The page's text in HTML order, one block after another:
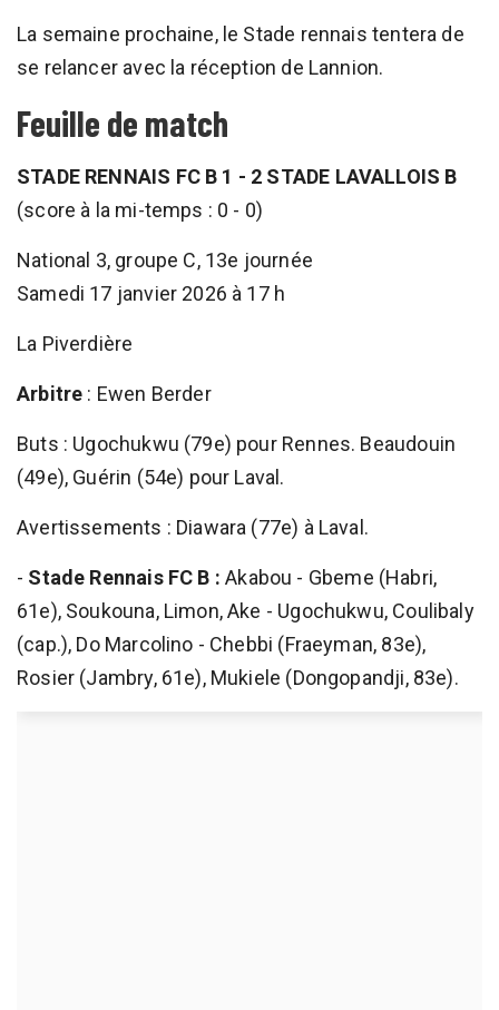
La semaine prochaine, le Stade rennais tentera de
se relancer avec la réception de Lannion.
Feuille de match
STADE RENNAIS FC B 1 - 2 STADE LAVALLOIS B
(score à la mi-temps : 0 - 0)
National 3, groupe C, 13e journée
Samedi 17 janvier 2026 à 17 h
La Piverdière
Arbitre : Ewen Berder
Buts : Ugochukwu (79e) pour Rennes. Beaudouin
(49e), Guérin (54e) pour Laval.
Avertissements : Diawara (77e) à Laval.
- Stade Rennais FC B : Akabou - Gbeme (Habri,
61e), Soukouna, Limon, Ake - Ugochukwu, Coulibaly
(cap.), Do Marcolino - Chebbi (Fraeyman, 83e),
Rosier (Jambry, 61e), Mukiele (Dongopandji, 83e).